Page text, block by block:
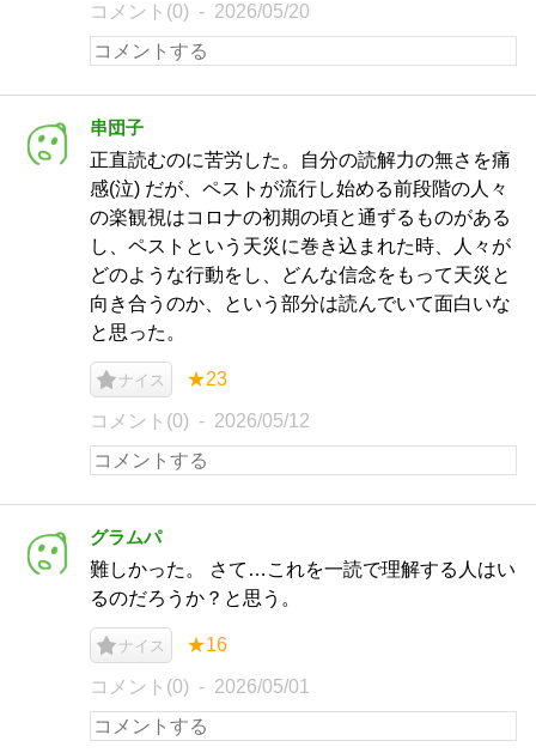
コメント(0) 2026/05/20
串団子
正直読むのに苦労した。自分の読解力の無さを痛
感(泣) だが、ペストが流行し始める前段階の人々
の楽観視はコロナの初期の頃と通ずるものがある
し、ペストという天災に巻き込まれた時、人々が
どのような行動をし、どんな信念をもって天災と
向き合うのか、という部分は読んでいて面白いな
と思った。
ナイス ★23
コメント(0) 2026/05/12
グラムパ
難しかった。 さて…これを一読で理解する人はい
るのだろうか？と思う。
ナイス ★16
コメント(0) 2026/05/01